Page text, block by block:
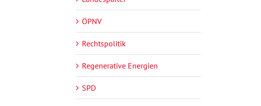
ÖPNV
Rechtspolitik
Regenerative Energien
SPD